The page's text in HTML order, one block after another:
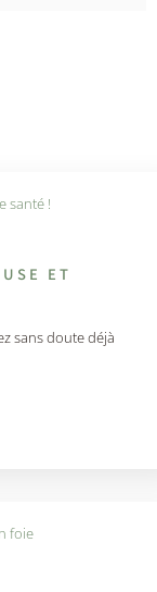
ET
sans doute déjà